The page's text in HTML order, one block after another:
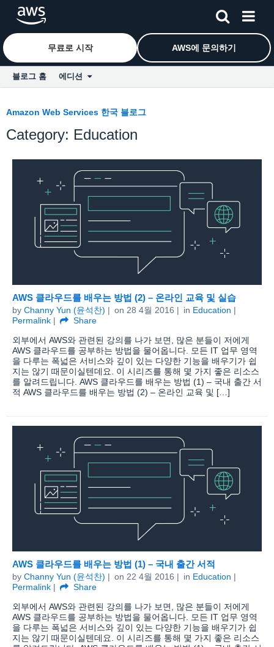
Skip to Main Content
무료로 시작 AWS에 문의하기
블로그 홈 에디션
Amazon Web Services 한국 블로그
Category: Education
AWS 클라우드를 배우는 방법 (2) – 온라인 교육 및 실습
by Channy Yun (윤석찬) on 28 4월 2016 in Education
Permalink
Share
외부에서 AWS와 관련된 강의를 나가 보면, 많은 분들이 저에게
AWS 클라우드를 공부하는 방법을 물어옵니다. 모든 IT 업무 영역
을 다루는 폭넓은 서비스와 깊이 있는 다양한 기능을 배우기가 쉽
지는 않기 때문이실텐데요. 이 시리즈를 통해 몇 가지 좋은 리소스
를 알려드립니다. AWS 클라우드를 배우는 방법 (1) – 국내 출간 서
적 AWS 클라우드를 배우는 방법 (2) – 온라인 교육 및 […]
AWS 클라우드를 배우는 방법 (1) – 국내 출간 서적
by Channy Yun (윤석찬) on 22 4월 2016 in Education
Permalink
Share
외부에서 AWS와 관련된 강의를 나가 보면, 많은 분들이 저에게
AWS 클라우드를 공부하는 방법을 물어옵니다. 모든 IT 업무 영역
을 다루는 폭넓은 서비스와 깊이 있는 다양한 기능을 배우기가 쉽
지는 않기 때문이실텐데요. 이 시리즈를 통해 몇 가지 좋은 리소스